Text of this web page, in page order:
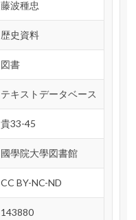
藤波種忠
歴史資料
図書
テキストデータベース
貴33-45
國學院大學図書館
CC BY-NC-ND
143880